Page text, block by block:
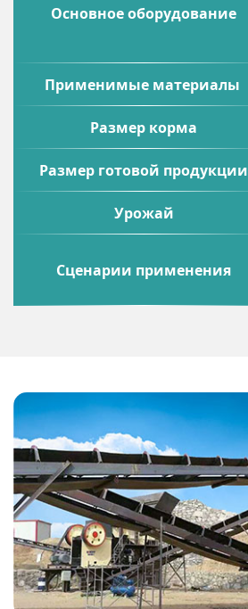
Основное оборудование
Применимые материалы
Размер корма
Размер готовой продукции
Урожай
Сценарии применения